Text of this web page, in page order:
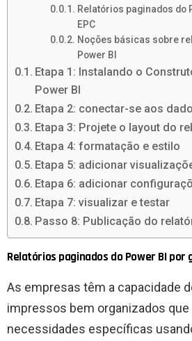
Relatórios paginados do
EPC
Noções básicas sobre
Power BI
Etapa 1: Instalando o
Power BI
Etapa 2: conectar-se aos
Etapa 3: Projete o layout do
Etapa 4: formatação e estilo
Etapa 5: adicionar
Etapa 6: adicionar
Etapa 7: visualizar e testar
Passo 8: Publicação do
Relatórios paginados do Power BI por
As empresas têm a capacidade
impressos bem organizados que
necessidades específicas